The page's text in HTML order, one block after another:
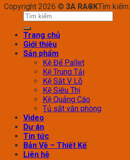
Copyright 2026 © 3A RACKTìm kiếm:
Trang chủ
Giới thiệu
Sản phẩm
Kệ Để Pallet
Kệ Trung Tải
Kệ Sắt V Lỗ
Kệ Siêu Thị
Kệ Quảng Cáo
Tủ sắt văn phòng
Video
Dự án
Tin tức
Bản Vẽ – Thiết Kế
Liên hệ